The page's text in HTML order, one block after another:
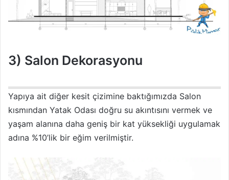
3) Salon Dekorasyonu
Yapıya ait diğer kesit çizimine baktığımızda Salon
kısmından Yatak Odası doğru su akıntısını vermek ve
yaşam alanına daha geniş bir kat yüksekliği uygulamak
adına %10’lik bir eğim verilmiştir.